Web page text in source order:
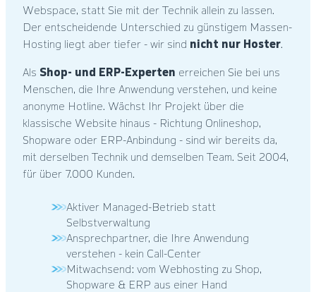
Webspace, statt Sie mit der Technik allein zu lassen.
Der entscheidende Unterschied zu günstigem Massen-
Hosting liegt aber tiefer - wir sind nicht nur Hoster.
Als Shop- und ERP-Experten erreichen Sie bei uns
Menschen, die Ihre Anwendung verstehen, und keine
anonyme Hotline. Wächst Ihr Projekt über die
klassische Website hinaus - Richtung Onlineshop,
Shopware oder ERP-Anbindung - sind wir bereits da,
mit derselben Technik und demselben Team. Seit 2004,
für über 7.000 Kunden.
Aktiver Managed-Betrieb statt
Selbstverwaltung
Ansprechpartner, die Ihre Anwendung
verstehen - kein Call-Center
Mitwachsend: vom Webhosting zu Shop,
Shopware & ERP aus einer Hand